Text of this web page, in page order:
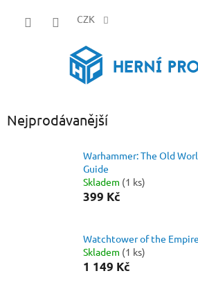
CZK
Nejprodávanější
Warhammer: The Old
Guide
Skladem (1 ks)
399 Kč
Watchtower of the Empire
Skladem (1 ks)
1 149 Kč